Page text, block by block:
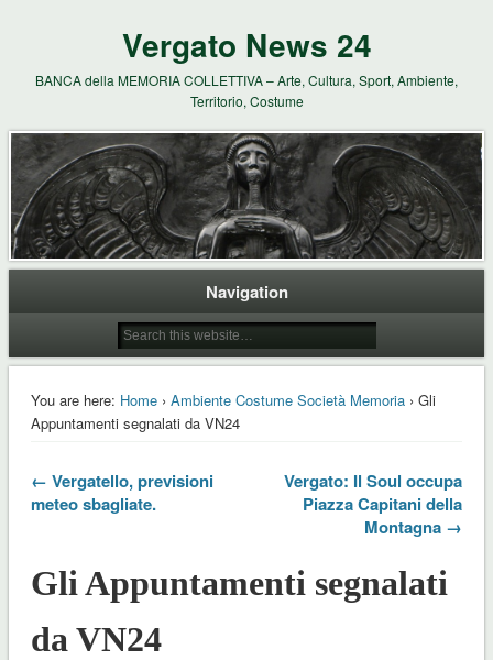
Vergato News 24
BANCA della MEMORIA COLLETTIVA – Arte, Cultura, Sport, Ambiente,
Territorio, Costume
Navigation
You are here: Home› Ambiente Costume Società Memoria› Gli
Appuntamenti segnalati da VN24
← Vergatello, previsioni
meteo sbagliate.
Vergato: Il Soul occupa
Piazza Capitani della
Montagna →
Gli Appuntamenti segnalati
da VN24